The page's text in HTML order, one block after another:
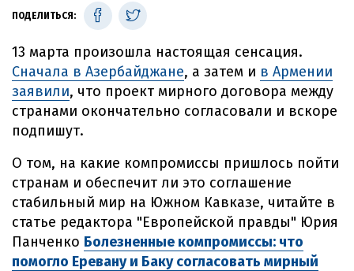
ПОДЕЛИТЬСЯ:
13 марта произошла настоящая сенсация.
Сначала в Азербайджане, а затем и в Армении
заявили, что проект мирного договора между
странами окончательно согласовали и вскоре
подпишут.
О том, на какие компромиссы пришлось пойти
странам и обеспечит ли это соглашение
стабильный мир на Южном Кавказе, читайте в
статье редактора "Европейской правды" Юрия
Панченко Болезненные компромиссы: что
помогло Еревану и Баку согласовать мирный